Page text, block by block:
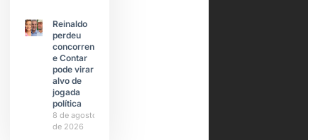
Reinaldo
perdeu
concorrente
e Contar
pode virar
alvo de
jogada
política
8 de agosto
de 2026